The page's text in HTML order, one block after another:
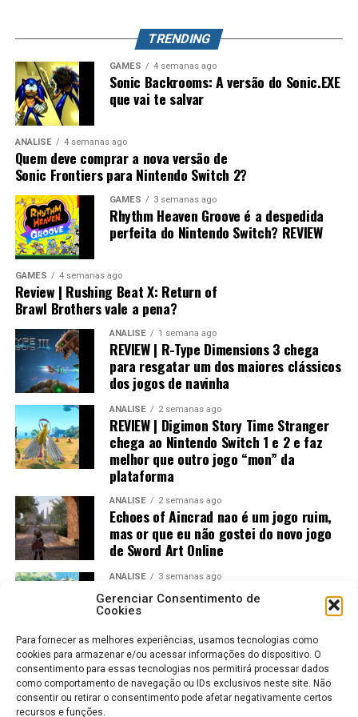
Gerenciar Consentimento de
Cookies
Para fornecer as melhores experiências, usamos tecnologias como
cookies para armazenar e/ou acessar informações do dispositivo. O
consentimento para essas tecnologias nos permitirá processar dados
como comportamento de navegação ou IDs exclusivos neste site. Não
consentir ou retirar o consentimento pode afetar negativamente certos
recursos e funções.
Venom usa exatamente o mesmo moveset de
Marvel vs Capcom
Lutas épicas contra sentinelas, Surfista Prateado,
Thanos e Knull
Participação de Galactus como aliado na reta
final
A batalha final acontece em Nova York, completamente
devastada. E quem dá o golpe final no Aniquilador não é
nenhum dos heróis… e sim o próprioGalactus, que
absorve sua energia.
O Vigia encerra dizendo que os heróis sempre se
levantarão quando o universo precisar deles.
Vale a Pena Jogar Marvel
Cosmic Invasion?
Mas com expectativas ajustadas.
Se você gosta de beat ‘em up, da Marvel e de jogos coop,
vai aproveitar muito. A campanha é divertida, tem
ótimas referências e personagens carismáticos.
Desempenho impressionante no
Switch 2 e um verdadeiro milagre no
Switch 1
Visualmente, o jogo impressiona bastante.
NoNintendo Switch 2, a qualidade gráfica
praticamente não fica devendo em relação às versões de
PlayStation 5 e Xbox, entregando uma experiência
muito próxima dos consoles mais potentes.
Já noNintendo Switch 1, o trabalho de otimização
merece elogios. Naturalmente existem reduções na
qualidade das texturas e alguns ajustes gráficos, mas o
resultado final continua muito bonito.
TRENDING
GAMES 4 semanas ago
Sonic Backrooms: A versão do Sonic.EXE
que vai te salvar
ANÁLISE 4 semanas ago
Quem deve comprar a nova versão de
Sonic Frontiers para Nintendo Switch 2?
GAMES 3 semanas ago
Rhythm Heaven Groove é a despedida
perfeita do Nintendo Switch? REVIEW
GAMES 4 semanas ago
Review | Rushing Beat X: Return of
Brawl Brothers vale a pena?
ANÁLISE 1 semana ago
REVIEW | R-Type Dimensions 3 chega
para resgatar um dos maiores clássicos
dos jogos de navinha
ANÁLISE 2 semanas ago
REVIEW | Digimon Story Time Stranger
chega ao Nintendo Switch 1 e 2 e faz
melhor que outro jogo “mon” da
plataforma
ANÁLISE 2 semanas ago
Echoes of Aincrad nao é um jogo ruim,
mas or que eu não gostei do novo jogo
de Sword Art Online
ANÁLISE 3 semanas ago
Jogos Amados e Odiados do Sonic: Os
Maiores Acertos e Erros da SEGA